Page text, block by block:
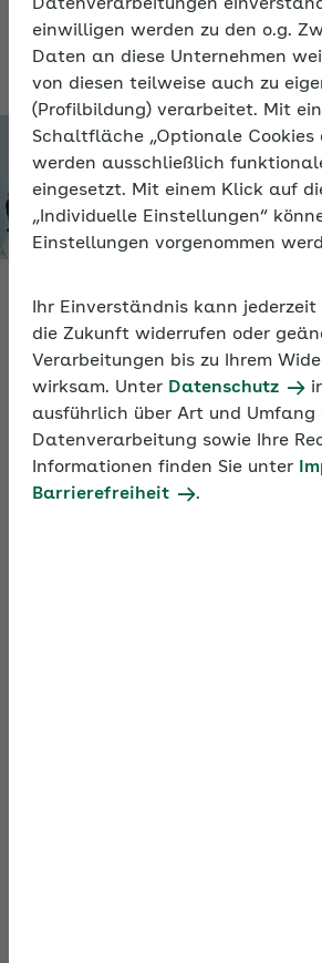
Datenverarbeitungen
einwilligen werden zu den o.g.
Daten an diese Unternehmen
von diesen teilweise auch zu
(Profilbildung) verarbeitet. Mit
Schaltfläche „Optionale Cookies
werden ausschließlich
eingesetzt. Mit einem Klick auf
„Individuelle Einstellungen“
Einstellungen vorgenommen
Ihr Einverständnis kann
die Zukunft widerrufen oder
Verarbeitungen bis zu Ihrem
wirksam. Unter Datenschutz
ausführlich über Art und Umfang
Datenverarbeitung sowie Ihre
Informationen finden Sie unter
Barrierefreiheit
.
Video
Arbeitsunfähigkeit und
Krankengeld
In rund 90 Minuten erfahren Sie im
Arbeitgeber die
stellen, was bei der